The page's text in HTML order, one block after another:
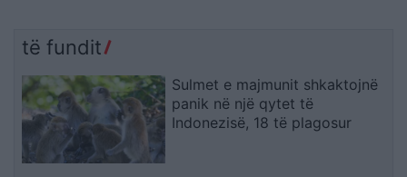
të fundit
Sulmet e majmunit shkaktojnë
panik në një qytet të
Indonezisë, 18 të plagosur